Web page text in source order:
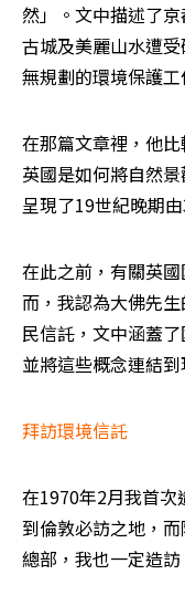
然」。文中描述了
古城及美麗山水遭
無規劃的環境保護工
在那篇文章裡，他
英國是如何將自然
呈現了19世紀晚期
在此之前，有關英
而，我認為大佛先
民信託，文中涵蓋
並將這些概念連結
拜訪環境信託
在1970年2月我首次
到倫敦必訪之地，
總部，我也一定造訪